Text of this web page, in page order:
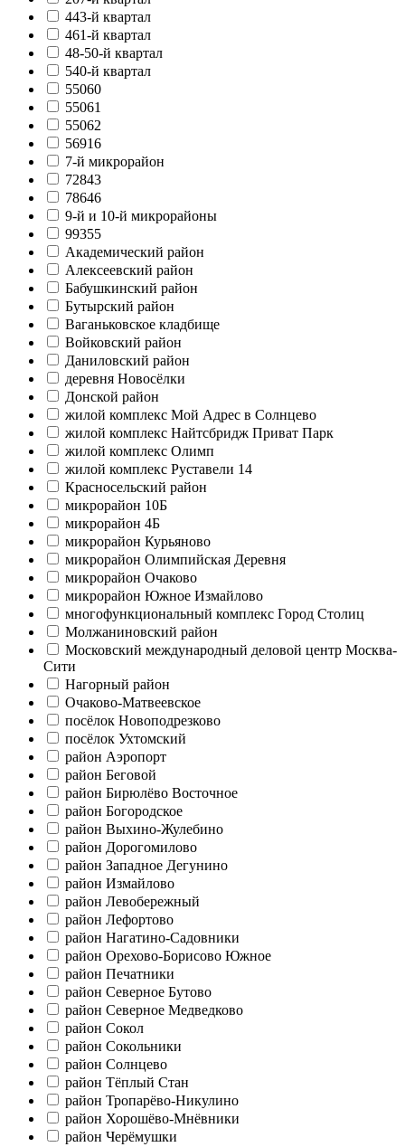
443-й квартал
461-й квартал
48-50-й квартал
540-й квартал
55060
55061
55062
56916
7-й микрорайон
72843
78646
9-й и 10-й микрорайоны
99355
Академический район
Алексеевский район
Бабушкинский район
Бутырский район
Ваганьковское кладбище
Войковский район
Даниловский район
деревня Новосёлки
Донской район
жилой комплекс Мой Адрес в Солнцево
жилой комплекс Найтсбридж Приват Парк
жилой комплекс Олимп
жилой комплекс Руставели 14
Красносельский район
микрорайон 10Б
микрорайон 4Б
микрорайон Курьяново
микрорайон Олимпийская Деревня
микрорайон Очаково
микрорайон Южное Измайлово
многофункциональный комплекс Город Столиц
Молжаниновский район
Московский международный деловой центр Москва-
Сити
Нагорный район
Очаково-Матвеевское
посёлок Новоподрезково
посёлок Ухтомский
район Аэропорт
район Беговой
район Бирюлёво Восточное
район Богородское
район Выхино-Жулебино
район Дорогомилово
район Западное Дегунино
район Измайлово
район Левобережный
район Лефортово
район Нагатино-Садовники
район Орехово-Борисово Южное
район Печатники
район Северное Бутово
район Северное Медведково
район Сокол
район Сокольники
район Солнцево
район Тёплый Стан
район Тропарёво-Никулино
район Хорошёво-Мнёвники
район Черёмушки